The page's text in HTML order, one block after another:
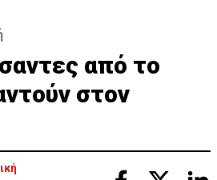
από το
στον